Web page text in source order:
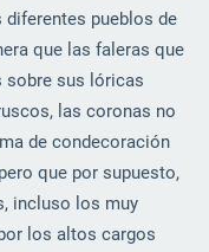
pueblos de
que las faleras que
sobre sus lóricas
las coronas no
de condecoración
que por supuesto,
incluso los muy
los altos cargos